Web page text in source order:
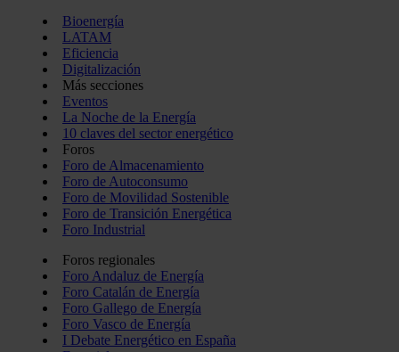
Bioenergía
LATAM
Eficiencia
Digitalización
Más secciones
Eventos
La Noche de la Energía
10 claves del sector energético
Foros
Foro de Almacenamiento
Foro de Autoconsumo
Foro de Movilidad Sostenible
Foro de Transición Energética
Foro Industrial
Foros regionales
Foro Andaluz de Energía
Foro Catalán de Energía
Foro Gallego de Energía
Foro Vasco de Energía
I Debate Energético en España